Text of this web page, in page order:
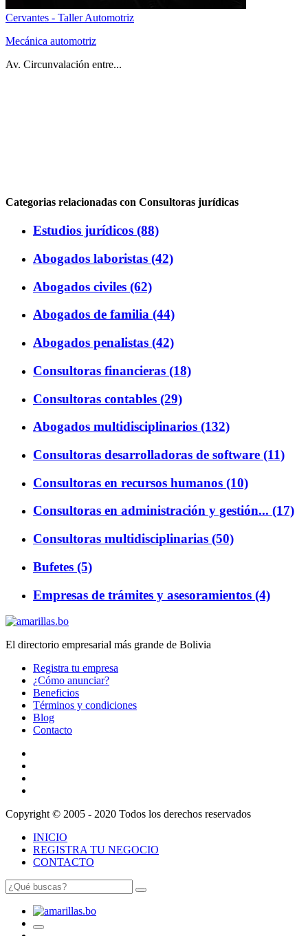
Cervantes - Taller Automotriz
Mecánica automotriz
Av. Circunvalación entre...
Categorias relacionadas con Consultoras jurídicas
Estudios jurídicos (88)
Abogados laboristas (42)
Abogados civiles (62)
Abogados de familia (44)
Abogados penalistas (42)
Consultoras financieras (18)
Consultoras contables (29)
Abogados multidisciplinarios (132)
Consultoras desarrolladoras de software (11)
Consultoras en recursos humanos (10)
Consultoras en administración y gestión... (17)
Consultoras multidisciplinarias (50)
Bufetes (5)
Empresas de trámites y asesoramientos (4)
El directorio empresarial más grande de Bolivia
Registra tu empresa
¿Cómo anunciar?
Beneficios
Términos y condiciones
Blog
Contacto
Copyright © 2005 - 2020 Todos los derechos reservados
INICIO
REGISTRA TU NEGOCIO
CONTACTO